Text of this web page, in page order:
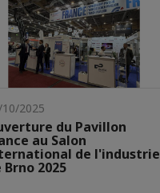
2025
du Pavillon
au Salon
de l'industrie
Brno 2025